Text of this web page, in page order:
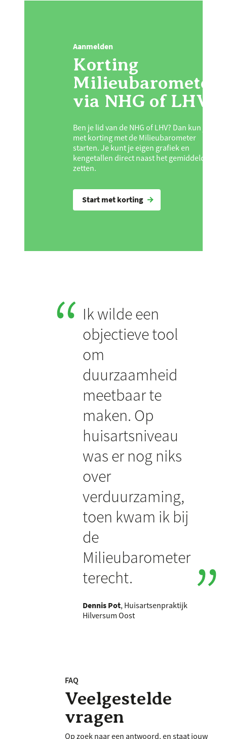
Aanmelden
Korting
Milieubarometer
via NHG of LHV
Ben je lid van de NHG of LHV? Dan kun je
met korting met de Milieubarometer
starten. Je kunt je eigen grafiek en
kengetallen direct naast het gemiddelde
zetten.
Start met korting
Ik wilde een
objectieve tool
om
duurzaamheid
meetbaar te
maken. Op
huisartsniveau
was er nog niks
over
verduurzaming,
toen kwam ik bij
de
Milieubarometer
terecht.
Dennis Pot, Huisartsenpraktijk
Hilversum Oost
FAQ
Veelgestelde
vragen
Op zoek naar een antwoord, en staat jouw